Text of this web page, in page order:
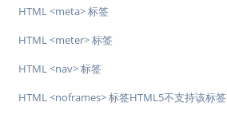
HTML <meta> 标签
HTML <meter> 标签
HTML <nav> 标签
HTML <noframes> 标签HTML5不支持该标签